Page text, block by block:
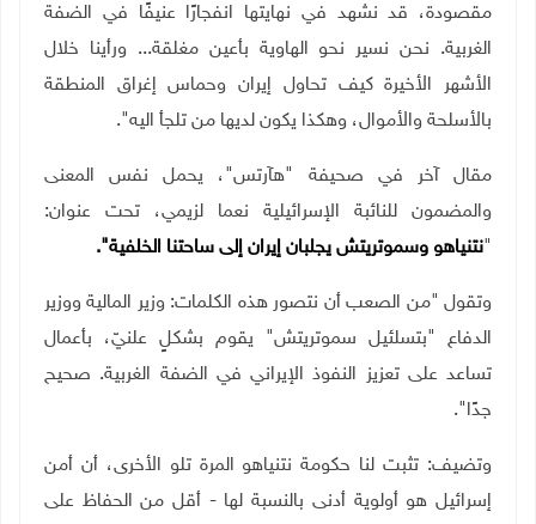
مقصودة، قد نشهد في نهايتها انفجارًا عنيفًا في الضفة
الغربية. نحن نسير نحو الهاوية بأعين مغلقة... ورأينا خلال
الأشهر الأخيرة كيف تحاول إيران وحماس إغراق المنطقة
بالأسلحة والأموال، وهكذا يكون لديها من تلجأ اليه".
مقال آخر في صحيفة "هآرتس"، يحمل نفس المعنى
والمضمون للنائبة الإسرائيلية نعما لزيمي، تحت عنوان:
"نتنياهو وسموتريتش يجلبان إيران إلى ساحتنا الخلفية".
وتقول "من الصعب أن نتصور هذه الكلمات: وزير المالية ووزير
الدفاع "بتسلئيل سموتريتش" يقوم بشكلٍ علنيّ، بأعمال
تساعد على تعزيز النفوذ الإيراني في الضفة الغربية. صحيح
جدًا".
وتضيف: تثبت لنا حكومة نتنياهو المرة تلو الأخرى، أن أمن
إسرائيل هو أولوية أدنى بالنسبة لها - أقل من الحفاظ على